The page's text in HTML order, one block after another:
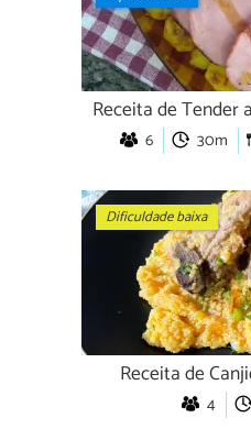
Receita de Tender
6 30m
Dificuldade baixa
Receita de
4